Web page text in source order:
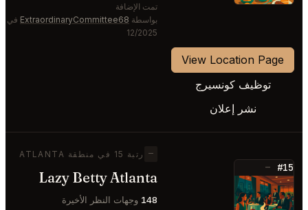
تمت الإضافة
بواسطة ExtraordinaryCommittee68 في
12/2025
View Location Page
توظيف كونسيرج
نشر إعلان
#15
—
⭐
— رتبة 15 في منطقة ATLANTA
Lazy Betty Atlanta
148 وجهات النظر الأخيرة